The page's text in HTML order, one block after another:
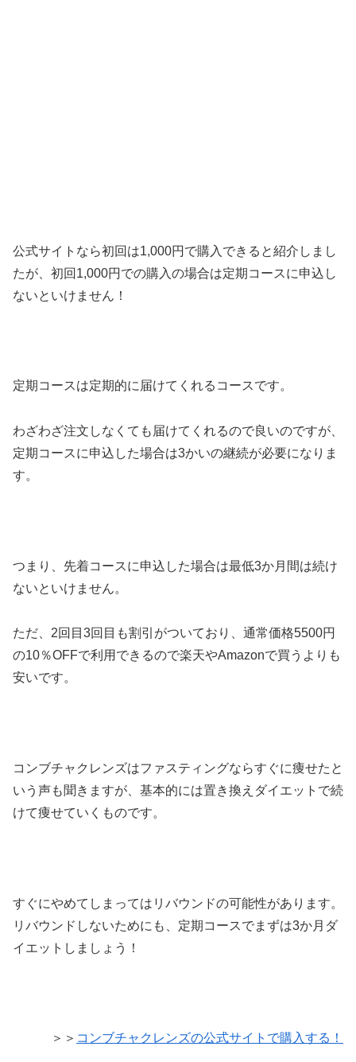
公式サイトなら初回は1,000円で購入できると紹介しまし
たが、初回1,000円での購入の場合は定期コースに申込し
ないといけません！
定期コースは定期的に届けてくれるコースです。
わざわざ注文しなくても届けてくれるので良いのですが、
定期コースに申込した場合は3かいの継続が必要になりま
す。
つまり、先着コースに申込した場合は最低3か月間は続け
ないといけません。
ただ、2回目3回目も割引がついており、通常価格5500円
の10％OFFで利用できるので楽天やAmazonで買うよりも
安いです。
コンブチャクレンズはファスティングならすぐに痩せたと
いう声も聞きますが、基本的には置き換えダイエットで続
けて痩せていくものです。
すぐにやめてしまってはリバウンドの可能性があります。
リバウンドしないためにも、定期コースでまずは3か月ダ
イエットしましょう！
＞＞ コンブチャクレンズの公式サイトで購入する！